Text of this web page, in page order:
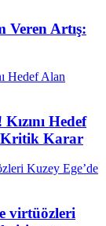
Veren Artış:
Hedef
Kritik Karar
virtüözleri